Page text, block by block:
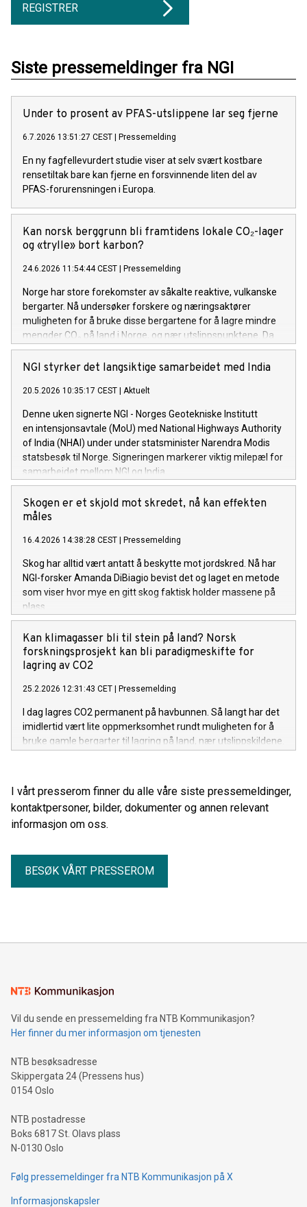
REGISTRER
Siste pressemeldinger fra NGI
Under to prosent av PFAS-utslippene lar seg fjerne
6.7.2026 13:51:27 CEST | Pressemelding
En ny fagfellevurdert studie viser at selv svært kostbare
rensetiltak bare kan fjerne en forsvinnende liten del av
PFAS-forurensningen i Europa.
Kan norsk berggrunn bli framtidens lokale CO₂-lager
og «trylle» bort karbon?
24.6.2026 11:54:44 CEST | Pressemelding
Norge har store forekomster av såkalte reaktive, vulkanske
bergarter. Nå undersøker forskere og næringsaktører
muligheten for å bruke disse bergartene for å lagre mindre
mengder CO₂ på land i Norge, og nær utslippspunktene. Da
skjer det noe ganske elegant i naturens kjemi: Berget
reagerer med karbonet, som blir til stein.
NGI styrker det langsiktige samarbeidet med India
20.5.2026 10:35:17 CEST | Aktuelt
Denne uken signerte NGI - Norges Geotekniske Institutt
en intensjonsavtale (MoU) med National Highways Authority
of India (NHAI) under under statsminister Narendra Modis
statsbesøk til Norge. Signeringen markerer viktig milepæl for
samarbeidet mellom NGI og India.
Skogen er et skjold mot skredet, nå kan effekten
måles
16.4.2026 14:38:28 CEST | Pressemelding
Skog har alltid vært antatt å beskytte mot jordskred. Nå har
NGI-forsker Amanda DiBiagio bevist det og laget en metode
som viser hvor mye en gitt skog faktisk holder massene på
plass.
Kan klimagasser bli til stein på land? Norsk
forskningsprosjekt kan bli paradigmeskifte for
lagring av CO2
25.2.2026 12:31:43 CET | Pressemelding
I dag lagres CO2 permanent på havbunnen. Så langt har det
imidlertid vært lite oppmerksomhet rundt muligheten for å
bruke gamle bergarter til lagring på land, nær utslippskildene.
I vårt presserom finner du alle våre siste pressemeldinger,
kontaktpersoner, bilder, dokumenter og annen relevant
informasjon om oss.
BESØK VÅRT PRESSEROM
Vil du sende en pressemelding fra NTB Kommunikasjon?
Her finner du mer informasjon om tjenesten
NTB besøksadresse
Skippergata 24 (Pressens hus)
0154 Oslo
NTB postadresse
Boks 6817 St. Olavs plass
N-0130 Oslo
Følg pressemeldinger fra NTB Kommunikasjon på X
Informasjonskapsler